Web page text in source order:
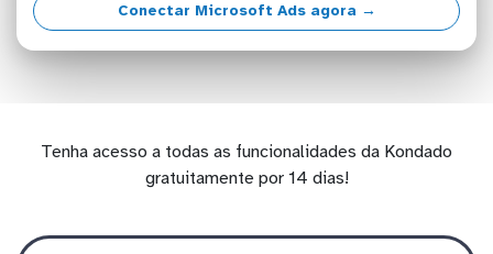
Conectar Microsoft Ads agora →
Tenha acesso a todas as funcionalidades da Kondado
gratuitamente por 14 dias!